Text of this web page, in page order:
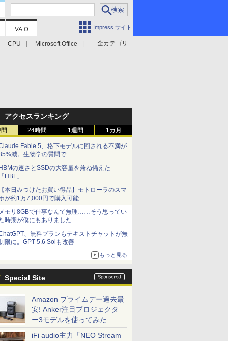
Impress サイト
全カテゴリ
CPU Microsoft Office
アクセスランキング
24時間 1週間 1カ月
Fable 5、格下モデルに回される不満が
減。生物学の質問で
の速さとSSDの大容量を兼ね備えた
HBF」
本日みつけたお買い得品】モトローラのスマ
が約1万7,000円で購入可能
モリ8GBで仕事なんて無理……そう思ってい
時期が僕にもありました
、無料プランもテキストチャットが無
限に。GPT-5.6 Solも改善
もっと見る
Special Site
Amazon プライムデー過去最
安! Anker注目プロジェクタ
ー3モデルを使ってみた
iFi audio主力「NEO Stream